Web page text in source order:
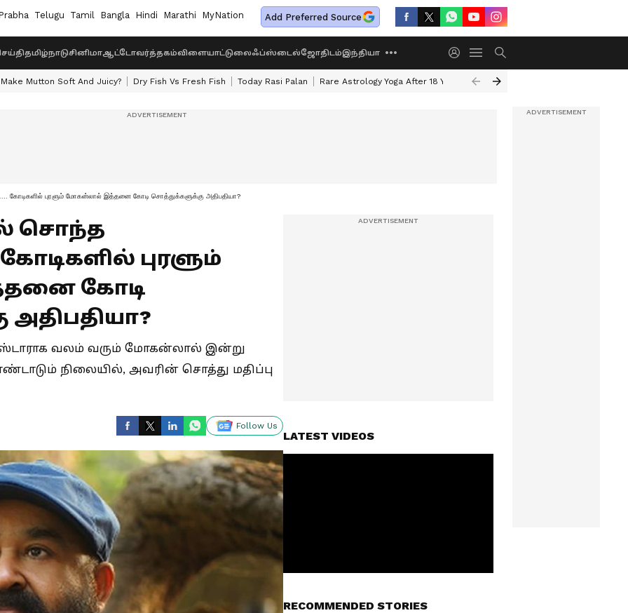
Telugu Tamil Bangla Hindi Marathi MyNation Add Preferred Source
தமிழ்நாடுசினிமாஆட்டோவர்த்தகம்விளையாட்டுலைஃப்ஸ்டைல்ஜோதிடம்இந்தியா
Mutton Soft And Juicy? Dry Fish Vs Fresh Fish Today Rasi Palan Rare Astrology Yoga After 18 Years Dwi Pushkar Yoga 2026
கோடிகளில் புரளும் மோகன்லால் இத்தனை கோடி சொத்துக்களுக்கு அதிபதியா?
சொந்த
புரளும்
கோடி
வலம் வரும் மோகன்லால் இன்று
நிலையில், அவரின் சொத்து மதிப்பு
Follow Us
LATEST VIDEOS
RECOMMENDED STORIES